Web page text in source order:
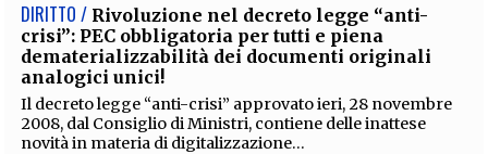
DIRITTO / Rivoluzione nel decreto legge “anti-
crisi”: PEC obbligatoria per tutti e piena
dematerializzabilità dei documenti originali
analogici unici!
Il decreto legge “anti-crisi” approvato ieri, 28 novembre
2008, dal Consiglio di Ministri, contiene delle inattese
novità in materia di digitalizzazione...